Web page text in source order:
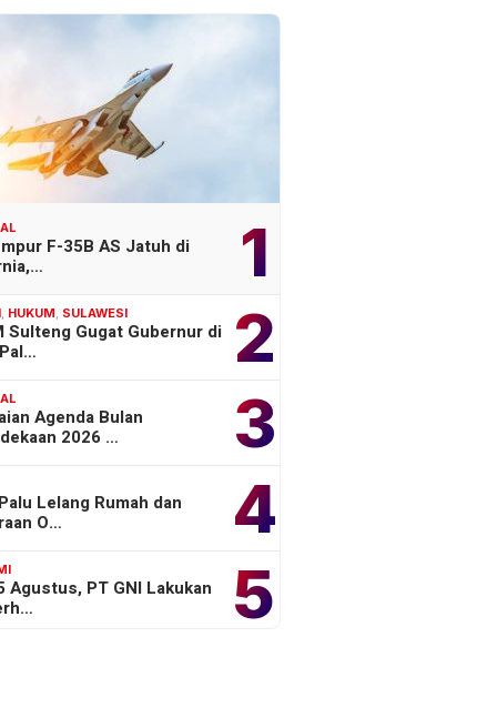
1
F-35B AS Jatuh di
2
HUKUM SULAWESI
Sulteng Gugat Gubernur di
3
Agenda Bulan
2026 …
4
Lelang Rumah dan
O…
5
Agustus, PT GNI Lakukan